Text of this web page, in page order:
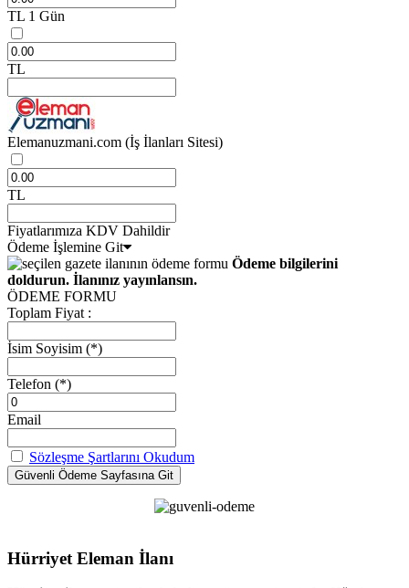
TL 1 Gün
TL
Elemanuzmani.com (İş İlanları Sitesi)
TL
Fiyatlarımıza KDV Dahildir
Ödeme İşlemine Git
Ödeme bilgilerini
doldurun. İlanınız yayınlansın.
ÖDEME FORMU
Toplam Fiyat :
İsim Soyisim (*)
Telefon (*)
Email
Sözleşme Şartlarını Okudum
Hürriyet Eleman İlanı